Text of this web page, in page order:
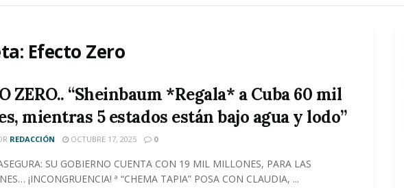
Efecto Zero
ZERO.. “Sheinbaum *Regala* a Cuba 60 mil
mientras 5 estados están bajo agua y lodo”
REDACCIÓN OCTUBRE 17, 2025 0
SU GOBIERNO CUENTA CON 19 MIL MILLONES, PARA LAS
¡INCONGRUENCIA! ª “CHEMA TAPIA” POSA CON CLAUDIA, ...